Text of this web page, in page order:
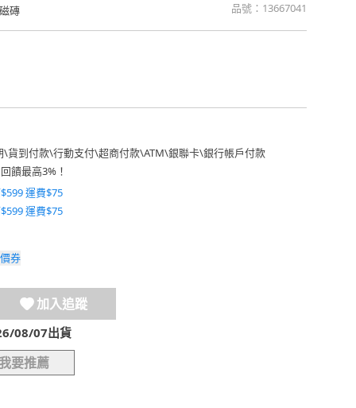
磚 品號： 13667041
\貨到付款\行動支付\超商付款\ATM\銀聯卡\銀行帳戶付款
饋最高3%！
運費$75
運費$75
券
加入追蹤
08/07出貨
要推薦